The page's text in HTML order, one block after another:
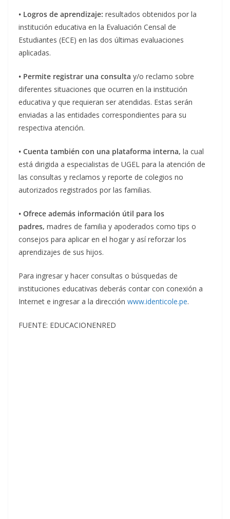
• Logros de aprendizaje: resultados obtenidos por la
institución educativa en la Evaluación Censal de
Estudiantes (ECE) en las dos últimas evaluaciones
aplicadas.
• Permite registrar una consulta y/o reclamo sobre
diferentes situaciones que ocurren en la institución
educativa y que requieran ser atendidas. Estas serán
enviadas a las entidades correspondientes para su
respectiva atención.
• Cuenta también con una plataforma interna, la cual
está dirigida a especialistas de UGEL para la atención de
las consultas y reclamos y reporte de colegios no
autorizados registrados por las familias.
• Ofrece además información útil para los
padres, madres de familia y apoderados como tips o
consejos para aplicar en el hogar y así reforzar los
aprendizajes de sus hijos.
Para ingresar y hacer consultas o búsquedas de
instituciones educativas deberás contar con conexión a
Internet e ingresar a la dirección www.identicole.pe.
FUENTE: EDUCACIONENRED